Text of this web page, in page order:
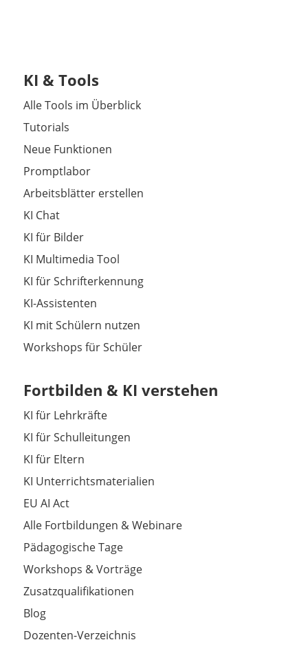
KI & Tools
Alle Tools im Überblick
Tutorials
Neue Funktionen
Promptlabor
Arbeitsblätter erstellen
KI Chat
KI für Bilder
KI Multimedia Tool
KI für Schrifterkennung
KI-Assistenten
KI mit Schülern nutzen
Workshops für Schüler
Fortbilden & KI verstehen
KI für Lehrkräfte
KI für Schulleitungen
KI für Eltern
KI Unterrichtsmaterialien
EU AI Act
Alle Fortbildungen & Webinare
Pädagogische Tage
Workshops & Vorträge
Zusatzqualifikationen
Blog
Dozenten-Verzeichnis